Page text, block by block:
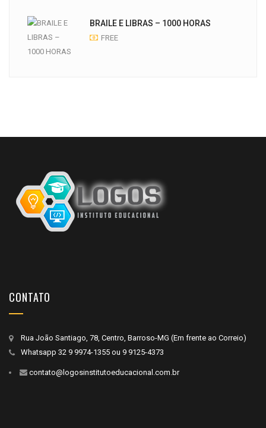
BRAILE E LIBRAS – 1000 HORAS
FREE
CONTATO
Rua João Santiago, 78, Centro, Barroso-MG (Em frente ao Correio)
Whatsapp 32 9 9974-1355 ou 9 9125-4373
contato@logosinstitutoeducacional.com.br